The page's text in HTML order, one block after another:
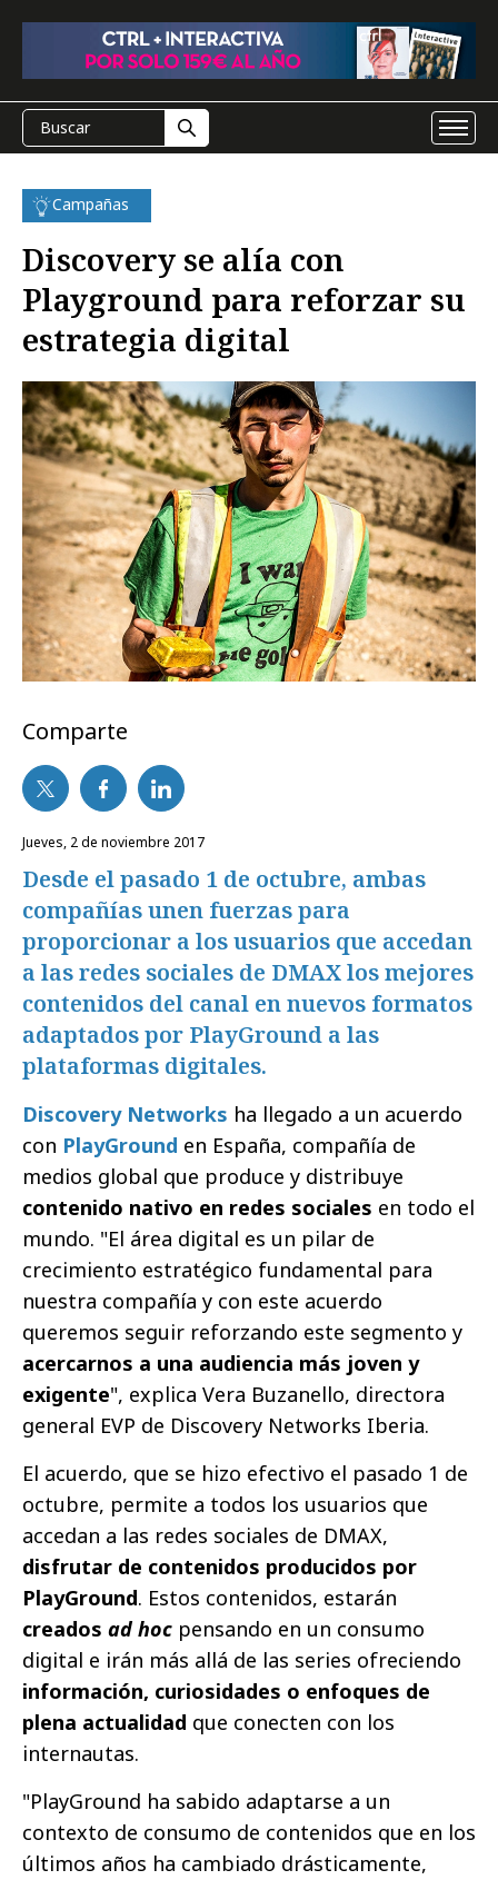
Campañas
Discovery se alía con
Playground para reforzar su
estrategia digital
Comparte
jueves, 2 de noviembre 2017
Desde el pasado 1 de octubre, ambas
compañías unen fuerzas para
proporcionar a los usuarios que accedan
a las redes sociales de DMAX los mejores
contenidos del canal en nuevos formatos
adaptados por PlayGround a las
plataformas digitales.
Discovery Networks ha llegado a un acuerdo
con PlayGround en España, compañía de
medios global que produce y distribuye
contenido nativo en redes sociales en todo el
mundo. "El área digital es un pilar de
crecimiento estratégico fundamental para
nuestra compañía y con este acuerdo
queremos seguir reforzando este segmento y
acercarnos a una audiencia más joven y
exigente", explica Vera Buzanello, directora
general EVP de Discovery Networks Iberia.
El acuerdo, que se hizo efectivo el pasado 1 de
octubre, permite a todos los usuarios que
accedan a las redes sociales de DMAX,
disfrutar de contenidos producidos por
PlayGround. Estos contenidos, estarán
creados ad hoc pensando en un consumo
digital e irán más allá de las series ofreciendo
información, curiosidades o enfoques de
plena actualidad que conecten con los
internautas.
"PlayGround ha sabido adaptarse a un
contexto de consumo de contenidos que en los
últimos años ha cambiado drásticamente,